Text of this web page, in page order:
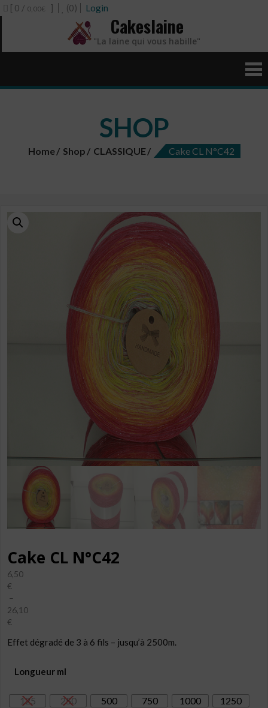
[ 0 / 0,00€ ] (0) Login
Cakeslaine
"La laine qui vous habille"
SHOP
Home Shop CLASSIQUE Cake CL N°C42
Cake CL N°C42
6,50
€
–
26,10
€
de
6,50€
26,10€
Effet dégradé de 3 à 6 fils – jusqu’à 2500m.
Longueur ml
125 250 500 750 1000
1250